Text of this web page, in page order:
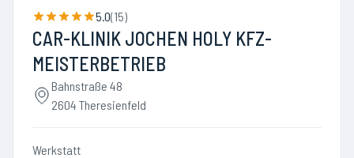
5.0(15)
CAR-KLINIK JOCHEN HOLY KFZ-
MEISTERBETRIEB
Bahnstraße 48
2604 Theresienfeld
Werkstatt